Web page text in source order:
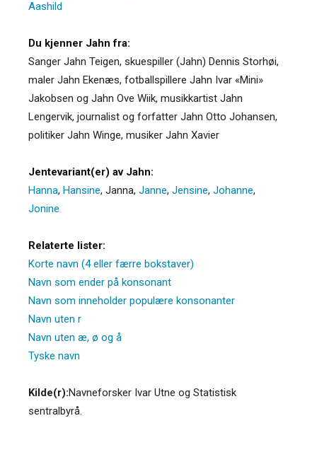
Aashild
Du kjenner Jahn fra:
Sanger Jahn Teigen, skuespiller (Jahn) Dennis Storhøi,
maler Jahn Ekenæs, fotballspillere Jahn Ivar «Mini»
Jakobsen og Jahn Ove Wiik, musikkartist Jahn
Lengervik, journalist og forfatter Jahn Otto Johansen,
politiker Jahn Winge, musiker Jahn Xavier
Jentevariant(er) av Jahn:
Hanna, Hansine, Janna, Janne, Jensine, Johanne,
Jonine
Relaterte lister:
Korte navn (4 eller færre bokstaver)
Navn som ender på konsonant
Navn som inneholder populære konsonanter
Navn uten r
Navn uten æ, ø og å
Tyske navn
Kilde(r):Navneforsker Ivar Utne og Statistisk
sentralbyrå.